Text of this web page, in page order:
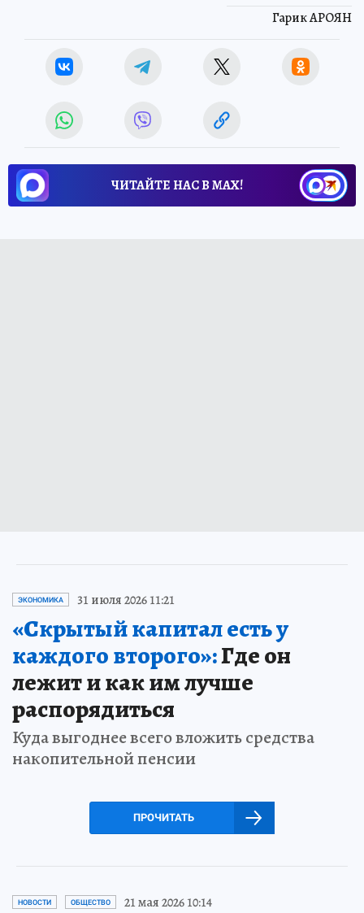
Гарик АРОЯН
ЧИТАЙТЕ НАС В МАХ!
ЭКОНОМИКА 31 июля 2026 11:21
«Скрытый капитал есть у
каждого второго»:Где он
лежит и как им лучше
распорядиться
Куда выгоднее всего вложить средства
накопительной пенсии
ПРОЧИТАТЬ
НОВОСТИ ОБЩЕСТВО 21 мая 2026 10:14